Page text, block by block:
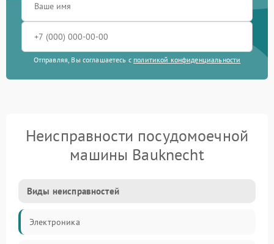
Отправляя, Вы соглашаетесь с политикой конфиденциальности
Неисправности посудомоечной
машины Bauknecht
Виды неисправностей
Электроника